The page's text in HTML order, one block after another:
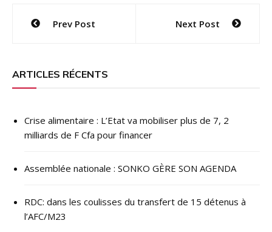
Navigation
l’article
Prev Post Next Post
ARTICLES RÉCENTS
Crise alimentaire : L’Etat va mobiliser plus de 7, 2
milliards de F Cfa pour financer
Assemblée nationale : SONKO GÈRE SON AGENDA
RDC: dans les coulisses du transfert de 15 détenus à
l’AFC/M23